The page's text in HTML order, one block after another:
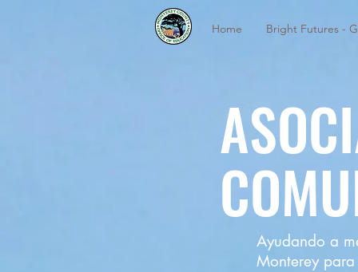
Ayudando a
Monterey
Home Bright Futures -